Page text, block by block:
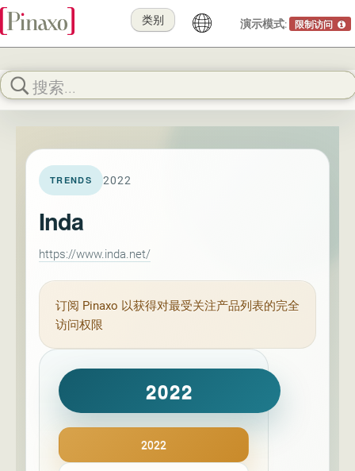
演示模式: 限制访问
类别
TRENDS 2022
Inda
https://www.inda.net/
订阅 Pinaxo 以获得对最受关注产品列表的完全
访问权限
2022
2022